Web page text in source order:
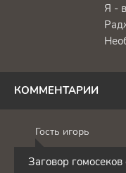
Я -
КОММЕНТАРИИ
Гость игорь
Заговор